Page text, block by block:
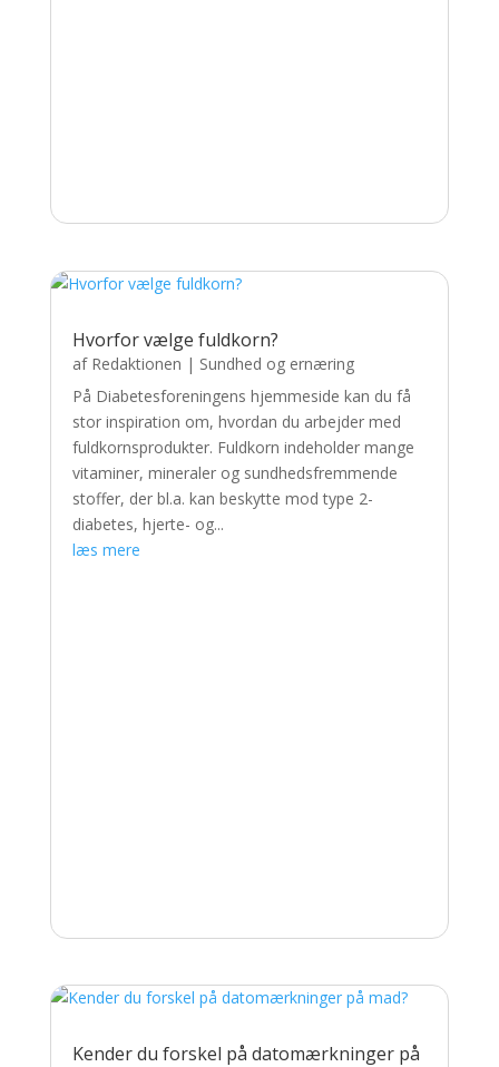
Hvorfor vælge fuldkorn?
af Redaktionen | Sundhed og ernæring
På Diabetesforeningens hjemmeside kan du få
stor inspiration om, hvordan du arbejder med
fuldkornsprodukter. Fuldkorn indeholder mange
vitaminer, mineraler og sundhedsfremmende
stoffer, der bl.a. kan beskytte mod type 2-
diabetes, hjerte- og...
læs mere
Kender du forskel på datomærkninger på